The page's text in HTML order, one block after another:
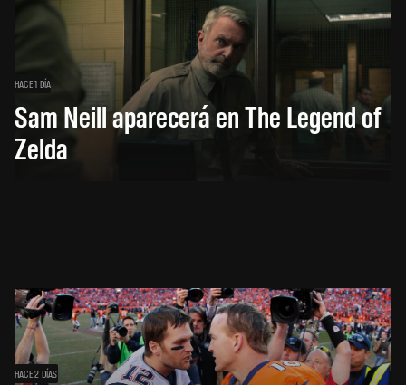
HACE 1 DÍA
Sam Neill aparecerá en The Legend of
Zelda
HACE 2 DÍAS